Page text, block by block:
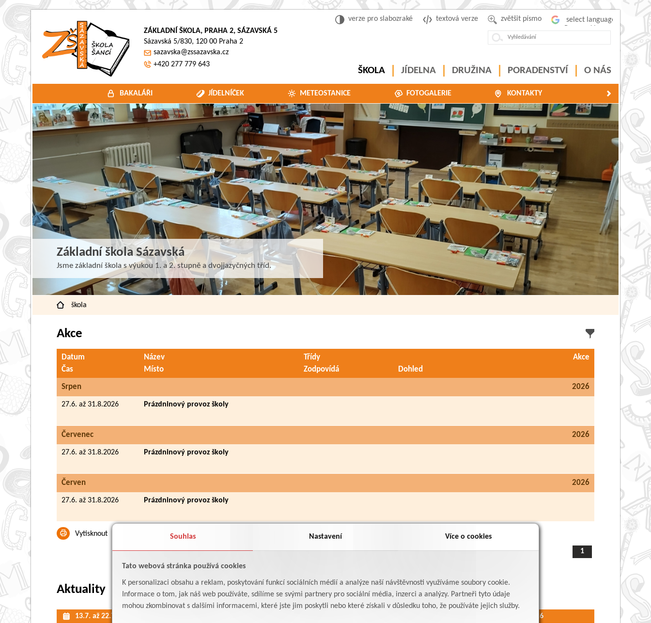
Souhlas Nastavení Více o cookies
Tato webová stránka používá cookies
K personalizaci obsahu a reklam, poskytování funkcí sociálních médií a analýze naší návštěvnosti využíváme soubory cookie.
Informace o tom, jak náš web používáte, sdílíme se svými partnery pro sociální média, inzerci a analýzy. Partneři tyto údaje
mohou zkombinovat s dalšími informacemi, které jste jim poskytli nebo které získali v důsledku toho, že používáte jejich služby.
zvětšit písmo
textová verze
verze pro slabozraké
BAKALÁŘI JÍDELNÍČEK METEOSTANICE FOTOGALERIE KONTAKTY
ZÁKLADNÍ ŠKOLA, PRAHA 2, SÁZAVSKÁ 5
Sázavská 5/830, 120 00 Praha 2
sazavska@zssazavska.cz
+420 277 779 643
ŠKOLA JÍDELNA DRUŽINA PORADENSTVÍ O NÁS
Základní škola Sázavská
Jsme základní škola s výukou 1. a 2. stupně a dvojjazyčných tříd.
škola
Akce
Datum Název
Třídy
Čas
Místo Zodpovídá Dohled
Akce
Srpen 2026
27.6. až 31.8.2026 Prázdninový provoz školy
Červenec 2026
27.6. až 31.8.2026 Prázdninový provoz školy
Červen 2026
27.6. až 31.8.2026 Prázdninový provoz školy
Vytisknout
1
Aktuality
13.7. až 22.7.2026 27.6. až 31.8.2026